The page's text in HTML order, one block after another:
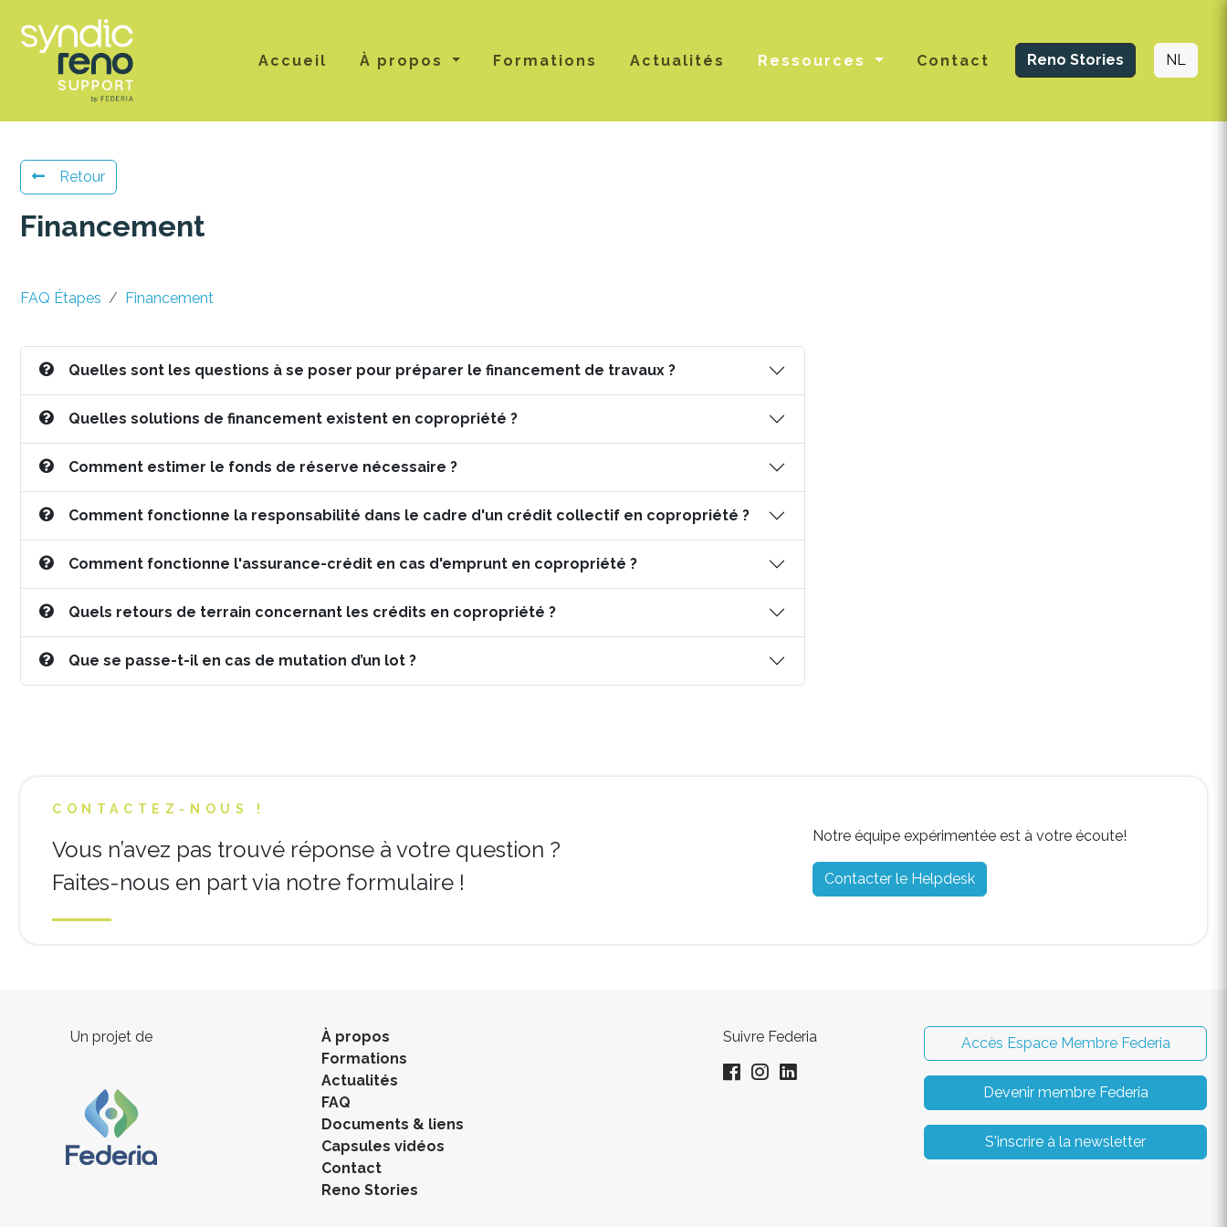
Accueil À propos Formations Actualités Ressources Contact Reno Stories NL
Retour
Financement
FAQ Étapes Financement
Quelles sont les questions à se poser pour préparer le financement de travaux ?
Quelles solutions de financement existent en copropriété ?
Comment estimer le fonds de réserve nécessaire ?
Comment fonctionne la responsabilité dans le cadre d'un crédit collectif en copropriété ?
Comment fonctionne l'assurance-crédit en cas d'emprunt en copropriété ?
Quels retours de terrain concernant les crédits en copropriété ?
Que se passe-t-il en cas de mutation d’un lot ?
CONTACTEZ-NOUS !
Vous n’avez pas trouvé réponse à votre question ?
Faites-nous en part via notre formulaire !
Notre équipe expérimentée est à votre écoute!
Contacter le Helpdesk
Un projet de
À propos
Formations
Actualités
FAQ
Documents & liens
Capsules vidéos
Contact
Reno Stories
Suivre Federia Accès Espace Membre Federia
Devenir membre Federia
S'inscrire à la newsletter